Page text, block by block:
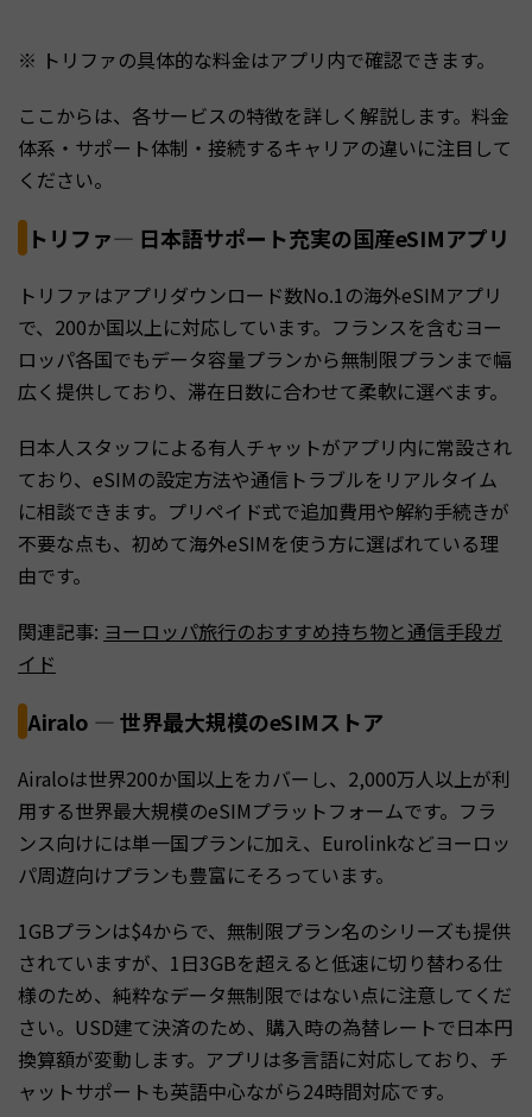
※ トリファの具体的な料金はアプリ内で確認できます。
ここからは、各サービスの特徴を詳しく解説します。料金
体系・サポート体制・接続するキャリアの違いに注目して
ください。
トリファ— 日本語サポート充実の国産eSIMアプリ
トリファはアプリダウンロード数No.1の海外eSIMアプリ
で、200か国以上に対応しています。フランスを含むヨー
ロッパ各国でもデータ容量プランから無制限プランまで幅
広く提供しており、滞在日数に合わせて柔軟に選べます。
日本人スタッフによる有人チャットがアプリ内に常設され
ており、eSIMの設定方法や通信トラブルをリアルタイム
に相談できます。プリペイド式で追加費用や解約手続きが
不要な点も、初めて海外eSIMを使う方に選ばれている理
由です。
関連記事: ヨーロッパ旅行のおすすめ持ち物と通信手段ガ
イド
Airalo — 世界最大規模のeSIMストア
Airaloは世界200か国以上をカバーし、2,000万人以上が利
用する世界最大規模のeSIMプラットフォームです。フラ
ンス向けには単一国プランに加え、Eurolinkなどヨーロッ
パ周遊向けプランも豊富にそろっています。
1GBプランは$4からで、無制限プラン名のシリーズも提供
されていますが、1日3GBを超えると低速に切り替わる仕
様のため、純粋なデータ無制限ではない点に注意してくだ
さい。USD建て決済のため、購入時の為替レートで日本円
換算額が変動します。アプリは多言語に対応しており、チ
ャットサポートも英語中心ながら24時間対応です。